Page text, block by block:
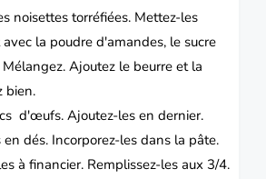
noisettes torréfiées. Mettez-les
la poudre d'amandes, le sucre
Mélangez. Ajoutez le beurre et la
bien.
d'œufs. Ajoutez-les en dernier.
en dés. Incorporez-les dans la pâte.
à financier. Remplissez-les aux 3/4.